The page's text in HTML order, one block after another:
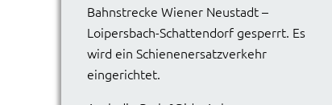
Bahnstrecke Wiener Neustadt –
Loipersbach-Schattendorf gesperrt. Es
wird ein Schienenersatzverkehr
eingerichtet.